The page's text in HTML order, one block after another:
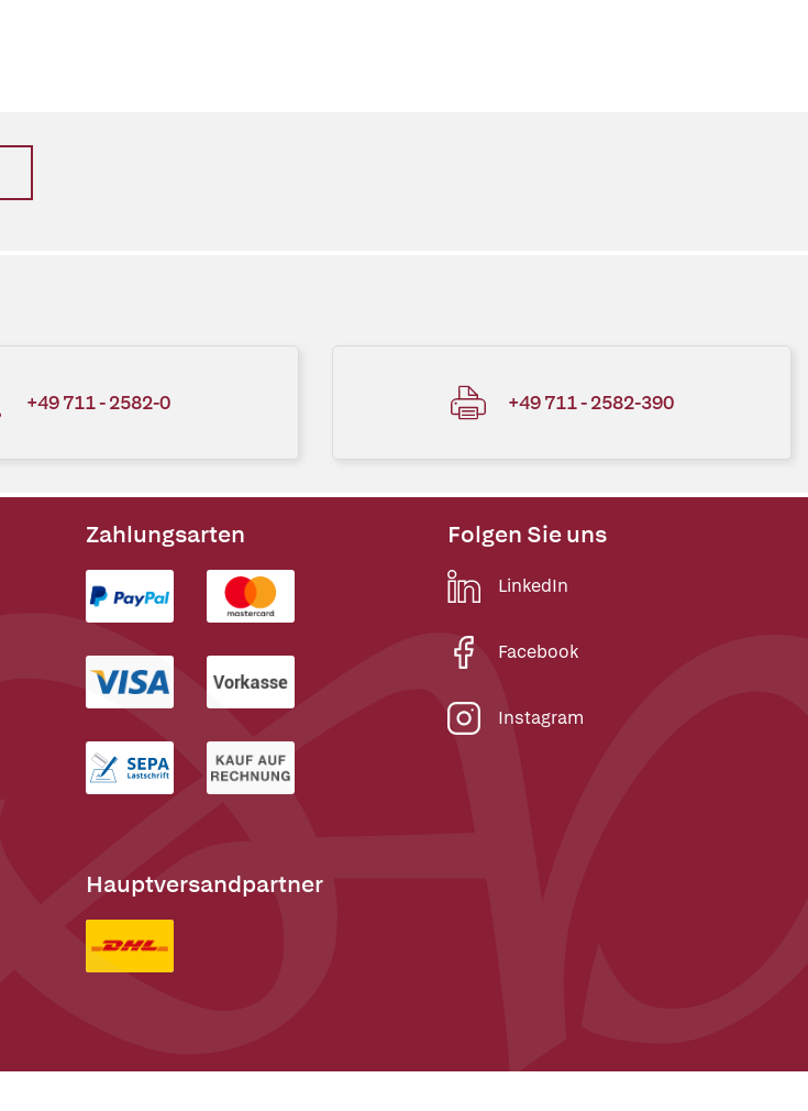
+49 711 - 2582-0 +49 711 - 2582-390
Zahlungsarten
Hauptversandpartner
Folgen Sie uns
LinkedIn
Facebook
Instagram